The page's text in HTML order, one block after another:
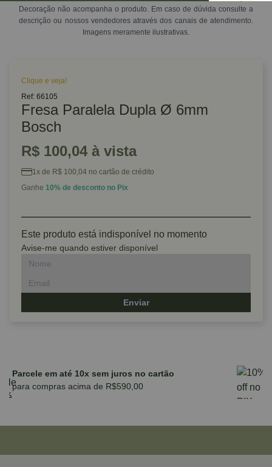
Decoração não acompanha o produto. Em caso de dúvida consulte a
descrição ou nossos vendedores através dos canais de atendimento.
Imagens meramente ilustrativas.
Clique e veja!
Ref: 66105
Fresa Paralela Dupla Ø 6mm
Bosch
R$ 100,04 à vista
1x de R$ 100,04 no cartão de crédito
Ganhe 10% de desconto no Pix
Este produto está indisponível no momento
Avise-me quando estiver disponível
Enviar
Parcele em até 10x sem juros no cartão
para compras acima de R$590,00